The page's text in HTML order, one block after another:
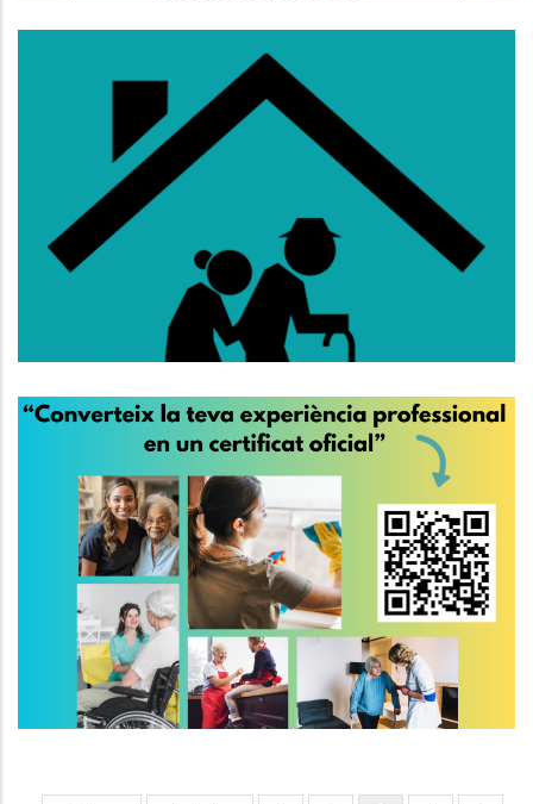
S’obre La Convocatòria D’ajuts Al
Lloguer Per A Persones De 65
Altres S. socials
El 30 De Març És El Dia
Internacional De Les
Treballadores De La Llar I De Les
Cures
S. socials,P. econòmica